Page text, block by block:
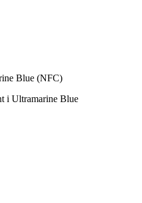
Blue (NFC)
i Ultramarine Blue